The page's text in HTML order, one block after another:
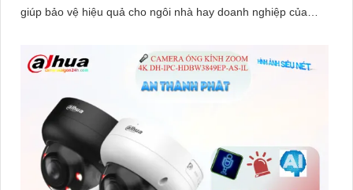
giúp bảo vệ hiệu quả cho ngôi nhà hay doanh nghiệp của